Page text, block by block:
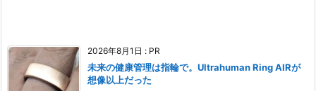
2026年8月1日 : PR
未来の健康管理は指輪で。Ultrahuman Ring AIRが
想像以上だった